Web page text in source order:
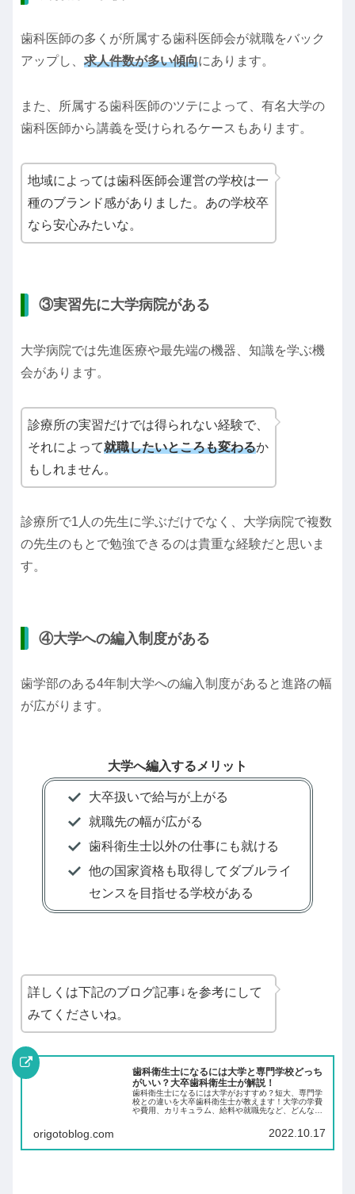
歯科医師の多くが所属する歯科医師会が就職をバック
アップし、 求人件数が多い傾向にあります。
また、所属する歯科医師のツテによって、有名大学の
歯科医師から講義を受けられるケースもあります。
地域によっては歯科医師会運営の学校は一
種のブランド感がありました。あの学校卒
なら安心みたいな。
③実習先に大学病院がある
大学病院では先進医療や最先端の機器、知識を学ぶ機
会があります。
診療所の実習だけでは得られない経験で、
それによって就職したいところも変わるか
もしれません。
診療所で1人の先生に学ぶだけでなく、大学病院で複数
の先生のもとで勉強できるのは貴重な経験だと思いま
す。
④大学への編入制度がある
歯学部のある4年制大学への編入制度があると進路の幅
が広がります。
大学へ編入するメリット
大卒扱いで給与が上がる
就職先の幅が広がる
歯科衛生士以外の仕事にも就ける
他の国家資格も取得してダブルライ
センスを目指せる学校がある
詳しくは下記のブログ記事↓を参考にして
みてくださいね。
歯科衛生士になるには大学と専門学校どっち
がいい？大卒歯科衛生士が解説！
歯科衛生士になるには大学がおすすめ？短大、専門学
校との違いを大卒歯科衛生士が教えます！大学の学費
や費用、カリキュラム、給料や就職先など、どんな特
origotoblog.com 2022.10.17